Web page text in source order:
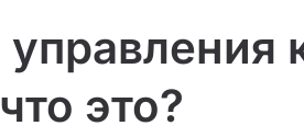
это?